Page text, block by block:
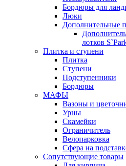
Бордюры для
Люки
Дополнительные
лотков
Плитка и ступени
Плитка
Ступени
Подступенники
Бордюры
МАФЫ
Вазоны и
Урны
Скамейки
Ограничитель
Велопарковка
Сфера на
Сопутствующие товары